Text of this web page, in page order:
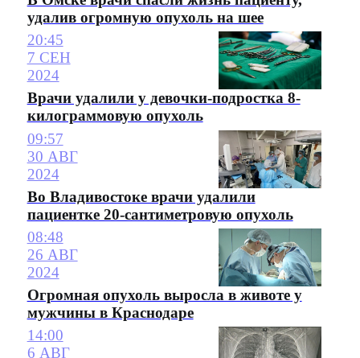
удалив огромную опухоль на шее
20:45
7 СЕН
2024
Врачи удалили у девочки-подростка 8-
килограммовую опухоль
09:57
30 АВГ
2024
Во Владивостоке врачи удалили
пациентке 20-сантиметровую опухоль
08:48
26 АВГ
2024
Огромная опухоль выросла в животе у
мужчины в Краснодаре
14:00
6 АВГ